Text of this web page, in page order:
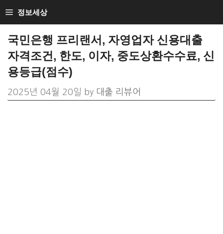
Skip
to
content
정보세상
국민은행 프리랜서, 자영업자 신용대출
자격조건, 한도, 이자, 중도상환수수료, 신
용등급(점수)
2025년 04월 20일 by 대출 리뷰어